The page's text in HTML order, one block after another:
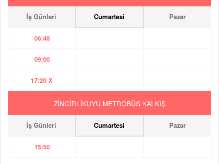
İş Günleri Cumartesi Pazar
06:48
09:00
17:20 X
ZİNCİRLİKUYU METROBÜS KALKIŞ
İş Günleri Cumartesi Pazar
15:50